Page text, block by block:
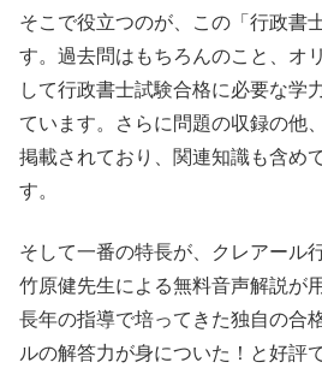
そこで役立つのが、この「行政書
す。過去問はもちろんのこと、オ
して行政書士試験合格に必要な学
ています。さらに問題の収録の他
掲載されており、関連知識も含め
す。
そして一番の特長が、クレアール
竹原健先生による無料音声解説が
長年の指導で培ってきた独自の合
ルの解答力が身についた！と好評